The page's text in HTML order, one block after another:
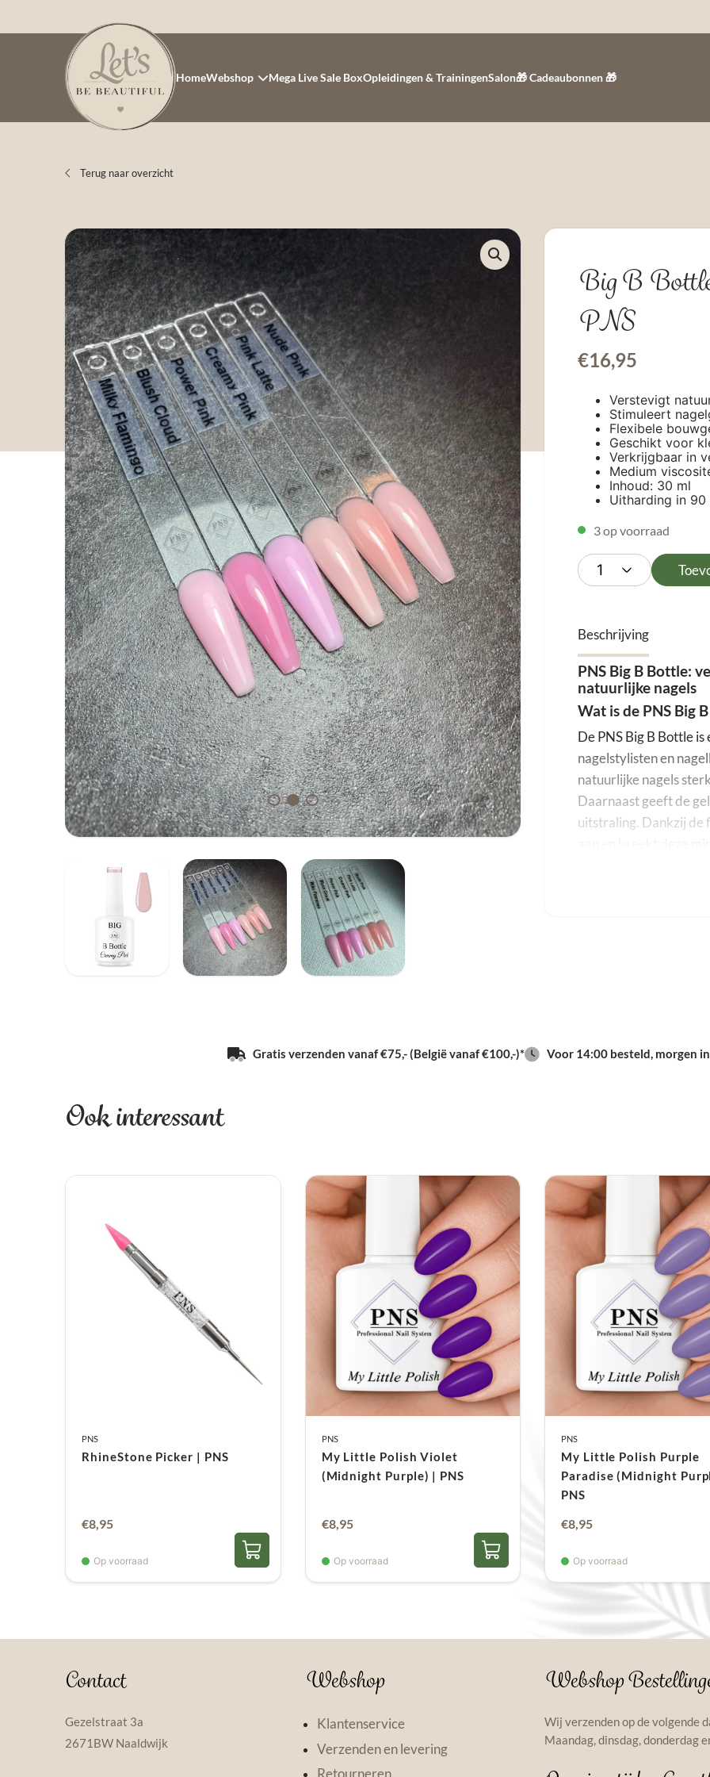
HomeWebshop Mega Live Sale BoxOpleidingen & TrainingenSalon🎁 Cadeaubonnen 🎁
Terug naar overzicht
Big B
PNS
€16,95
Verstevigt
Stimuleert
Flexibele
Geschikt voor
Verkrijgbaar in
Medium
Inhoud: 30 ml
Uitharding in 90
3 op voorraad
Beschrijving
PNS Big B Bottle:
natuurlijke nagels
Wat is de PNS Big
DePNSBig B Bottle is
nagelstylisten en
natuurlijke nagels
Daarnaast geeft de
uitstraling. Dankzij de
De bouwgel heeft
iedereen een stijl
De formule van de
zorgen voor
Hydroxypropyl
een duurzame
de gel stabiel te houden.
Ook bevat de gel
onder een uv- of
Ketone en BIS-
gel volledig uit in
behandeling sneller en
Werkwijze van de
langdurig resultaat.
manicure. Daarna
product droogt vanzelf
Na deze stap volgt
deze laag uitharden
nagel op met de Big
verwijdert men de
Tot slot brengt de
Gelpolish Color
Waarom kiezen
Gratis verzenden vanaf €75,- (België vanaf €100,-)* Voor 14:00 besteld, morgen
Ook interessant
PNS
RhineStone Picker | PNS
€8,95
Op voorraad
PNS
My Little Polish Violet
(Midnight Purple) | PNS
€8,95
Op voorraad
PNS
My Little Polish Purple
Paradise (Midnight
PNS
€8,95
Op voorraad
Contact
Gezelstraat 3a
2671BW Naaldwijk
Webshop
Klantenservice
Verzenden en levering
Webshop
Wij verzenden op de volgende
Maandag, dinsdag, donderdag